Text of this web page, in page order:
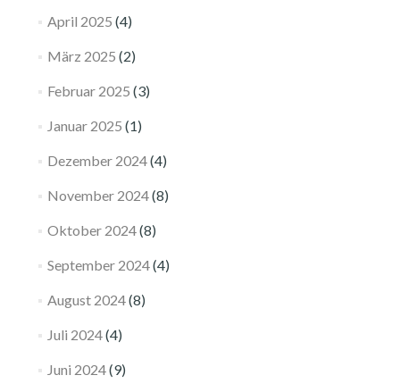
April 2025 (4)
März 2025 (2)
Februar 2025 (3)
Januar 2025 (1)
Dezember 2024(4)
November 2024(8)
Oktober 2024(8)
September 2024(4)
August 2024(8)
Juli 2024(4)
Juni 2024(9)